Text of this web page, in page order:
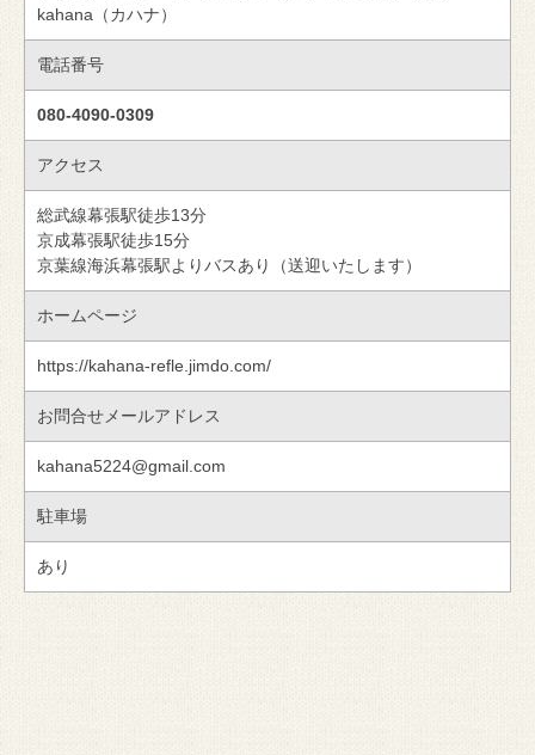
kahana（カハナ）
電話番号
080-4090-0309
アクセス
総武線幕張駅徒歩13分
京成幕張駅徒歩15分
京葉線海浜幕張駅よりバスあり（送迎いたします）
ホームページ
https://kahana-refle.jimdo.com/
お問合せメールアドレス
kahana5224@gmail.com
駐車場
あり